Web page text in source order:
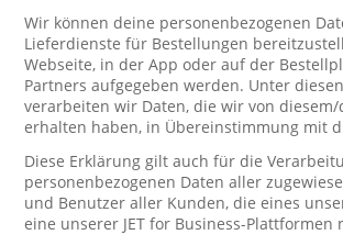
Wir können deine personenbezogenen
Lieferdienste für Bestellungen
Webseite, in der App oder auf der
Partners aufgegeben werden. Unter
verarbeiten wir Daten, die wir von diesem/
erhalten haben, in Übereinstimmung mit
Diese Erklärung gilt auch für die
personenbezogenen Daten aller
und Benutzer aller Kunden, die eines
eine unserer JET for Business-Plattformen